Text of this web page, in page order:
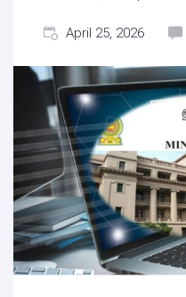
April 25, 2026